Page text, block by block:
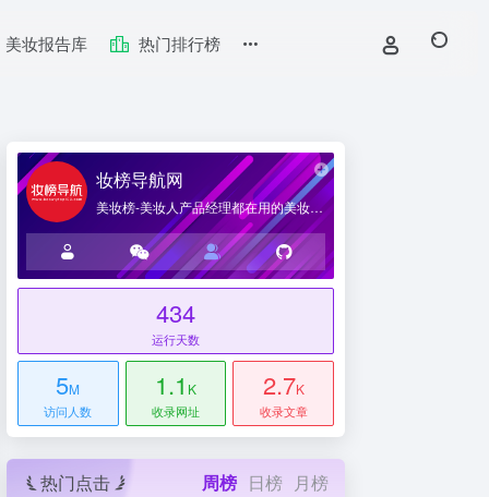
美妆报告库 热门排行榜
妆榜导航网
美妆榜-美妆人产品经理都在用的美妆产业导航网站
434
运行天数
5M
访问人数
1.1 K
收录网址
2.7K
收录文章
热门点击 周榜 日榜 月榜